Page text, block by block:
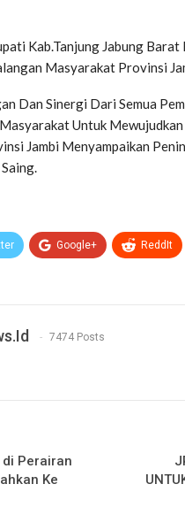
Kab.Tanjung Jabung
Masyarakat Provinsi
Dan Sinergi Dari Semua
Untuk
Jambi Menyampaikan
Google+ ReddIt
7474 Posts
Perairan
Ke